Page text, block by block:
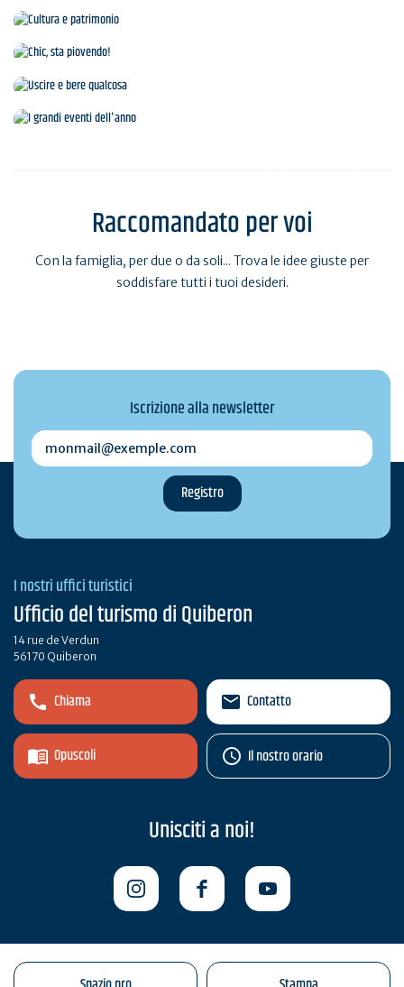
Détour d'Art: 25 siti da scoprire
Uscire e bere qualcosa
Raccomandato per voi
Con la famiglia, per due o da soli... Trova le idee giuste per
soddisfare tutti i tuoi desideri.
Iscrizione alla newsletter
monmail@exemple.com
I nostri uffici turistici
Ufficio del turismo di Quiberon
14 rue de Verdun
56170 Quiberon
Chiama
Opuscoli
Contatto
Il nostro orario
Unisciti a noi!